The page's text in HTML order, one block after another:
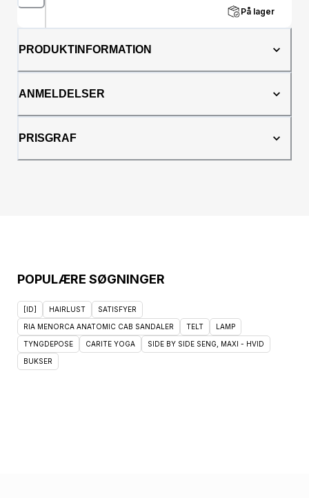
På lager
PRODUKTINFORMATION
ANMELDELSER
PRISGRAF
POPULÆRE SØGNINGER
[ID] HAIRLUST SATISFYER
RIA MENORCA ANATOMIC CAB SANDALER TELT LAMP
TYNGDEPOSE CARITE YOGA SIDE BY SIDE SENG, MAXI - HVID
BUKSER